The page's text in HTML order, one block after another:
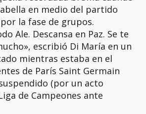
en medio del partido
la fase de grupos.
Ale. Descansa en Paz. Se te
escribió Di María en un
mientras estaba en el
de París Saint Germain
(por un acto
de Campeones ante